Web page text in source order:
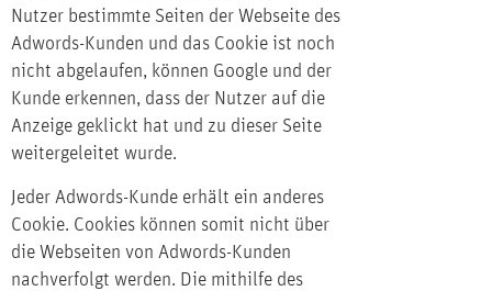
Nutzer bestimmte Seiten der Webseite des
Adwords-Kunden und das Cookie ist noch
nicht abgelaufen, können Google und der
Kunde erkennen, dass der Nutzer auf die
Anzeige geklickt hat und zu dieser Seite
weitergeleitet wurde.
Jeder Adwords-Kunde erhält ein anderes
Cookie. Cookies können somit nicht über
die Webseiten von Adwords-Kunden
nachverfolgt werden. Die mithilfe des